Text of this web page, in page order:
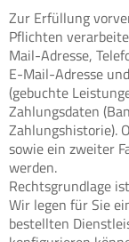
Zur Erfüllung
Pflichten
Mail-Adresse,
E-Mail-Adresse
(gebuchte
Zahlungsdaten
Zahlungshistorie).
sowie ein zweiter
werden.
Rechtsgrundlage
Wir legen für Sie
bestellten